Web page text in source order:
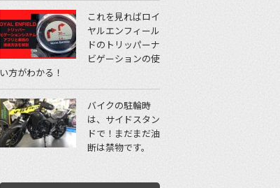
これを見ればロイ
ヤルエンフィール
ドのトリッパーナ
ビゲーションの使
い方がわかる！
バイクの駐輪時
は、サイドスタン
ドで！まだまだ油
断は禁物です。